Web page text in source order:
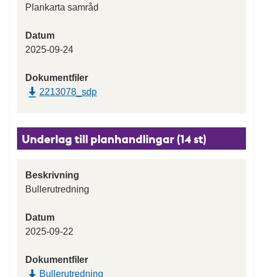
Plankarta samråd
Datum
2025-09-24
Dokumentfiler
2213078_sdp
Underlag till planhandlingar (14 st)
Beskrivning
Bullerutredning
Datum
2025-09-22
Dokumentfiler
Bullerutredning